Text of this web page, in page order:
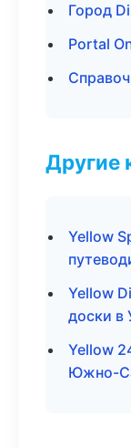
Город
Portal
Другие
Yellow
Yellow
доски в
Yellow
Южно-